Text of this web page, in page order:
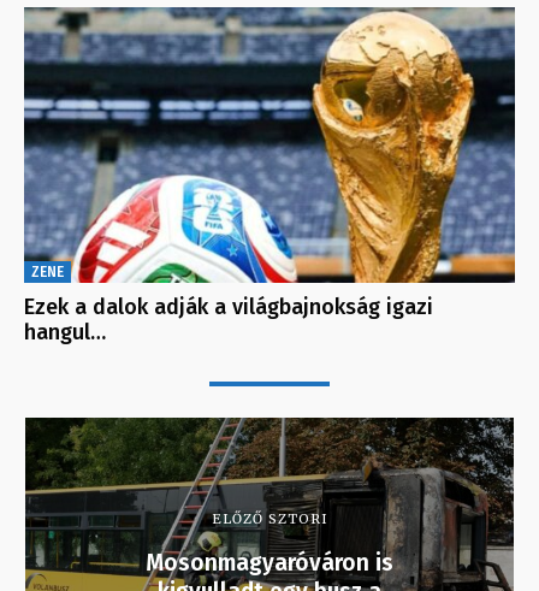
ZENE
Ezek a dalok adják a világbajnokság igazi
hangul…
ELŐZŐ SZTORI
Mosonmagyaróváron is